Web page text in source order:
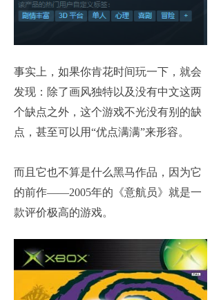
事实上，如果你肯花时间玩一下，就会
发现：除了画风独特以及没有中文这两
个缺点之外，这个游戏不光没有别的缺
点，甚至可以用“优点满满”来形容。
而且它也不算是什么黑马作品，因为它
的前作——2005年的《意航员》就是一
款评价极高的游戏。